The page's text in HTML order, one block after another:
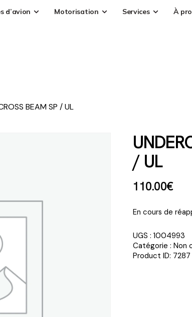
d’avion Motorisation Services À
BEAM SP / UL
/ UL
110.00€
En cours de
UGS : 1004993
Catégorie : Non
Product ID: 7287